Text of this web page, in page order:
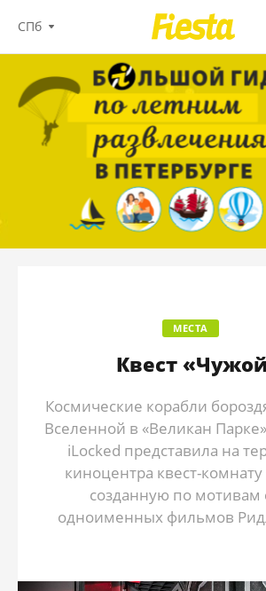
СПб
МЕСТА
Квест
Космические корабли
Вселенной в «Великан
iLocked представила на
киноцентра квест-
созданную по мотивам
одноименных фильмов